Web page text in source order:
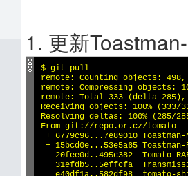
1. 更新
$ git pull
remote: Counting objects: 498,
remote: Compressing objects:
remote: Total 333 (delta
Receiving objects: 100% (333/
Resolving deltas: 100% (285/
From git://repo.or.cz/tomato
+ 6779c96...7e89010
+ 15bcd0e...53e5a65
20fee0d..495c382  Tomato-
31efdb5..5effcfa